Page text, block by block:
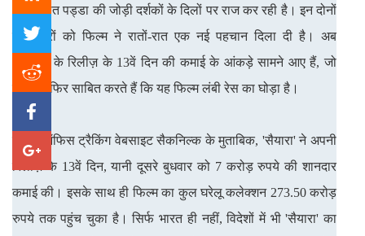
और अनीत पड्डा की जोड़ी दर्शकों के दिलों पर राज कर रही है। इन दोनों
कलाकारों को फिल्म ने रातों-रात एक नई पहचान दिला दी है। अब
‘सैयारा’ के रिलीज़ के 13वें दिन की कमाई के आंकड़े सामने आए हैं, जो
एक बार फिर साबित करते हैं कि यह फिल्म लंबी रेस का घोड़ा है।
बॉक्स ऑफिस ट्रैकिंग वेबसाइट सैकनिल्क के मुताबिक, 'सैयारा' ने अपनी
रिलीज़ के 13वें दिन, यानी दूसरे बुधवार को 7 करोड़ रुपये की शानदार
कमाई की। इसके साथ ही फिल्म का कुल घरेलू कलेक्शन 273.50 करोड़
रुपये तक पहुंच चुका है। सिर्फ भारत ही नहीं, विदेशों में भी 'सैयारा' का